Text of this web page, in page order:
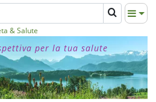
& Salute
per la tua salute